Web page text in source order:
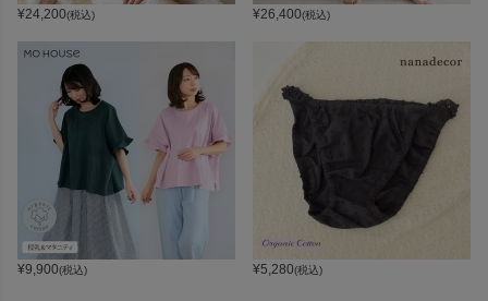
¥24,200(税込) ¥26,400(税込)
¥9,900(税込) ¥5,280(税込)